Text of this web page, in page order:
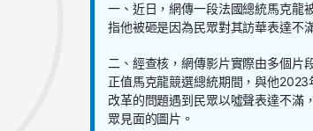
一、近日，網傳一段法國總統馬克龍
指他被砸是因為民眾對其訪華表達不
二、經查核，網傳影片實際由多個片
正值馬克龍競選總統期間 ，與他2023
改革的問題遇到民眾以噓聲表達不滿
眾見面的圖片。